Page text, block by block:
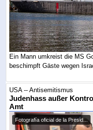
Ein Mann umkreist die MS
beschimpft Gäste wegen
USA -- Antisemitismus
Judenhass außer
Amt
Fotografía oficial de la Presid...